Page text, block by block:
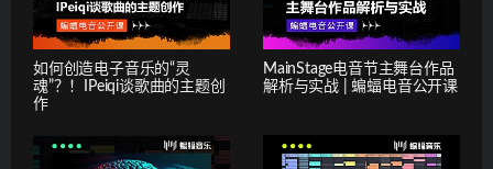
如何创造电子音乐的“灵
魂”？！IPeiqi谈歌曲的主题创
作
MainStage电音节主舞台作品
解析与实战 | 蝙蝠电音公开课